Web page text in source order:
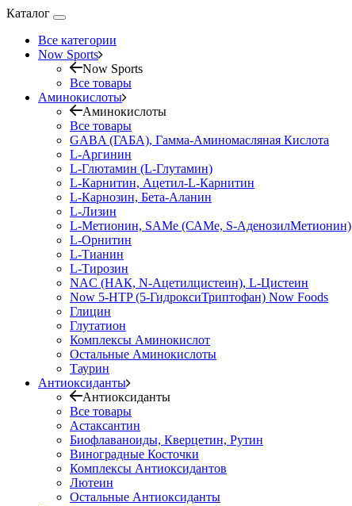
Каталог
Все категории
Now Sports
Now Sports
Все товары
Аминокислоты
Аминокислоты
Все товары
GABA (ГАБА), Гамма-Аминомасляная Кислота
L-Аргинин
L-Глютамин (L-Глутамин)
L-Карнитин, Ацетил-L-Карнитин
L-Карнозин, Бета-Аланин
L-Лизин
L-Метионин, SAMe (САМе, S-АденозилМетионин)
L-Орнитин
L-Тианин
L-Тирозин
NAC (НАК, N-Ацетилцистеин), L-Цистеин
Now 5-HTP (5-ГидроксиТриптофан) Now Foods
Глицин
Глутатион
Комплексы Аминокислот
Остальные Аминокислоты
Таурин
Антиоксиданты
Антиоксиданты
Все товары
Астаксантин
Биофлаваноиды, Кверцетин, Рутин
Виноградные Косточки
Комплексы Антиоксидантов
Лютеин
Остальные Антиоксиданты